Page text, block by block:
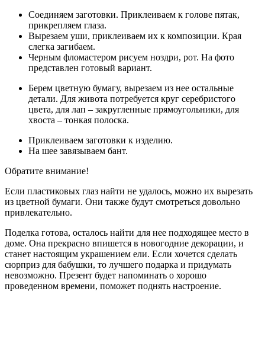
Соединяем заготовки. Приклеиваем к голове пятак,
прикрепляем глаза.
Вырезаем уши, приклеиваем их к композиции. Края
слегка загибаем.
Черным фломастером рисуем ноздри, рот. На фото
представлен готовый вариант.
Берем цветную бумагу, вырезаем из нее остальные
детали. Для живота потребуется круг серебристого
цвета, для лап – закругленные прямоугольники, для
хвоста – тонкая полоска.
Приклеиваем заготовки к изделию.
На шее завязываем бант.
Обратите внимание!
Если пластиковых глаз найти не удалось, можно их вырезать
из цветной бумаги. Они также будут смотреться довольно
привлекательно.
Поделка готова, осталось найти для нее подходящее место в
доме. Она прекрасно впишется в новогодние декорации, и
станет настоящим украшением ели. Если хочется сделать
сюрприз для бабушки, то лучшего подарка и придумать
невозможно. Презент будет напоминать о хорошо
проведенном времени, поможет поднять настроение.